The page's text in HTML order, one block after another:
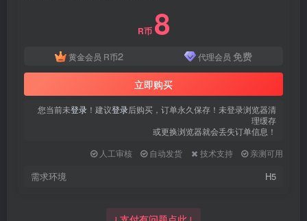
R币 8
黄金会员 R币2 代理会员 免费
立即购买
您当前未登录 ！建议登录后购买，订单永久保存！未登录浏览器清
理缓存
或更换浏览器就会丢失订单信息！
人工审核
自动发货 技术支持 亲测可用
需求环境 H5